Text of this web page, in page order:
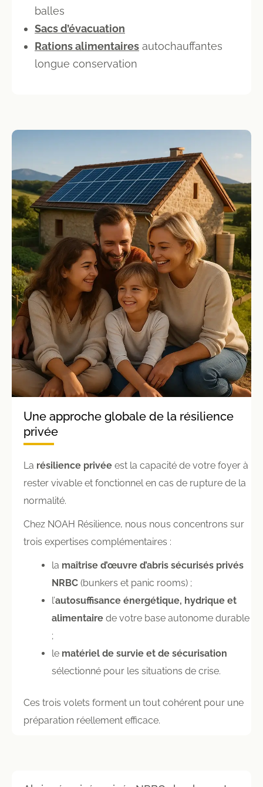
balles
Sacs d’évacuation
Rations alimentaires autochauffantes
longue conservation
Une approche globale de la résilience
privée
La résilience privée est la capacité de votre foyer à
rester vivable et fonctionnel en cas de rupture de la
normalité.
Chez NOAH Résilience, nous nous concentrons sur
trois expertises complémentaires :
la maîtrise d’œuvre d’abris sécurisés privés
NRBC (bunkers et panic rooms) ;
l’autosuffisance énergétique, hydrique et
alimentaire de votre base autonome durable
;
le matériel de survie et de sécurisation
sélectionné pour les situations de crise.
Ces trois volets forment un tout cohérent pour une
préparation réellement efficace.